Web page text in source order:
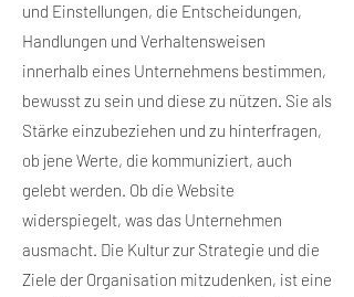
und Einstellungen, die Entscheidungen,
Handlungen und Verhaltensweisen
innerhalb eines Unternehmens bestimmen,
bewusst zu sein und diese zu nützen. Sie als
Stärke einzubeziehen und zu hinterfragen,
ob jene Werte, die kommuniziert, auch
gelebt werden. Ob die Website
widerspiegelt, was das Unternehmen
ausmacht. Die Kultur zur Strategie und die
Ziele der Organisation mitzudenken, ist eine